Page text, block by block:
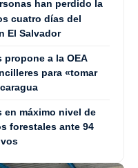
han perdido la
cuatro días del
El Salvador
propone a la OEA
para «tomar
en máximo nivel de
forestales ante 94